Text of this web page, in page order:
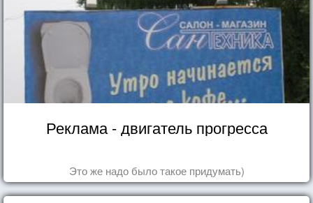
Реклама - двигатель прогресса
Это же надо было такое придумать)